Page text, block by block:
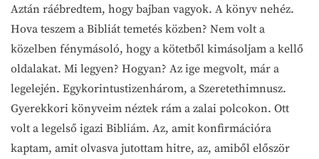
Aztán ráébredtem, hogy bajban vagyok. A könyv nehéz.
Hova teszem a Bibliát temetés közben? Nem volt a
közelben fénymásoló, hogy a kötetből kimásoljam a kellő
oldalakat. Mi legyen? Hogyan? Az ige megvolt, már a
legelején. Egykorintustizenhárom, a Szeretethimnusz.
Gyerekkori könyveim néztek rám a zalai polcokon. Ott
volt a legelső igazi Bibliám. Az, amit konfirmációra
kaptam, amit olvasva jutottam hitre, az, amiből először